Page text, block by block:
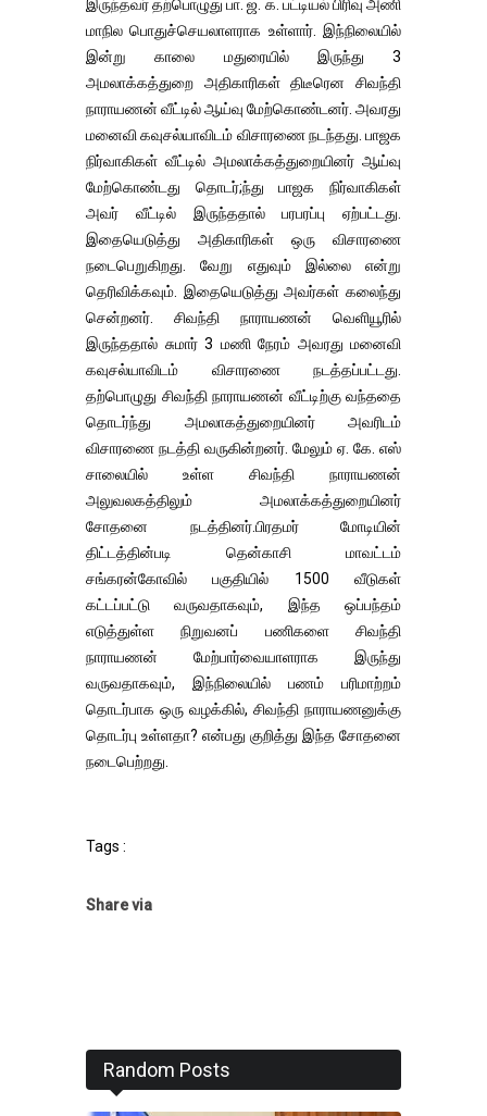
இருந்தவர் தற்பொழுது பா. ஜ. க. பட்டியல் பிரிவு அணி
மாநில பொதுச்செயலாளராக உள்ளார். இந்நிலையில்
இன்று காலை மதுரையில் இருந்து 3
அமலாக்கத்துறை அதிகாரிகள் திடீரென சிவந்தி
நாராயணன் வீட்டில் ஆய்வு மேற்கொண்டனர். அவரது
மனைவி கவுசல்யாவிடம் விசாரணை நடந்தது. பாஜக
நிர்வாகிகள் வீட்டில் அமலாக்கத்துறையினர் ஆய்வு
மேற்கொண்டது தொடர்;ந்து பாஜக நிர்வாகிகள்
அவர் வீட்டில் இருந்ததால் பரபரப்பு ஏற்பட்டது.
இதையெடுத்து அதிகாரிகள் ஒரு விசாரணை
நடைபெறுகிறது. வேறு எதுவும் இல்லை என்று
தெரிவிக்கவும். இதையெடுத்து அவர்கள் கலைந்து
சென்றனர். சிவந்தி நாராயணன் வெளியூரில்
இருந்ததால் சுமார் 3 மணி நேரம் அவரது மனைவி
கவுசல்யாவிடம் விசாரணை நடத்தப்பட்டது.
தற்பொழுது சிவந்தி நாராயணன் வீட்டிற்கு வந்ததை
தொடர்ந்து அமலாகத்துறையினர் அவரிடம்
விசாரணை நடத்தி வருகின்றனர். மேலும் ஏ. கே. எஸ்
சாலையில் உள்ள சிவந்தி நாராயணன்
அலுவலகத்திலும் அமலாக்கத்துறையினர்
சோதனை நடத்தினர்.பிரதமர் மோடியின்
திட்டத்தின்படி தென்காசி மாவட்டம்
சங்கரன்கோவில் பகுதியில் 1500 வீடுகள்
கட்டப்பட்டு வருவதாகவும், இந்த ஒப்பந்தம்
எடுத்துள்ள நிறுவனப் பணிகளை சிவந்தி
நாராயணன் மேற்பார்வையாளராக இருந்து
வருவதாகவும், இந்நிலையில் பணம் பரிமாற்றம்
தொடர்பாக ஒரு வழக்கில், சிவந்தி நாராயணனுக்கு
தொடர்பு உள்ளதா? என்பது குறித்து இந்த சோதனை
நடைபெற்றது.
Tags :
Share via
Random Posts